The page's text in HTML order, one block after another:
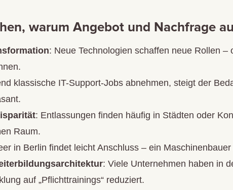
warum Angebot und Nachfrage
: Neue Technologien schaffen neue Rollen
klassische IT-Support-Jobs abnehmen, steigt der
: Entlassungen finden häufig in Städten oder
Raum.
in Berlin findet leicht Anschluss – ein
: Viele Unternehmen haben in
auf „Pflichttrainings“ reduziert.